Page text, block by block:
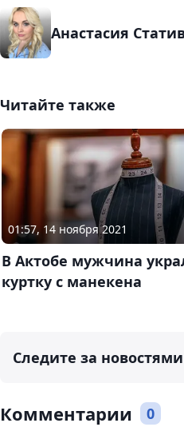
Анастасия
Читайте также
01:57, 14 ноября 2021
В Актобе мужчина
куртку с манекена
Следите за
Комментарии 0